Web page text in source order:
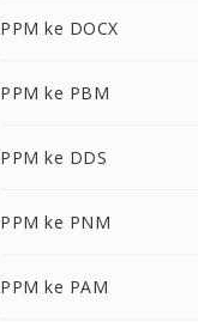
PPM ke DOCX
PPM ke PBM
PPM ke DDS
PPM ke PNM
PPM ke PAM